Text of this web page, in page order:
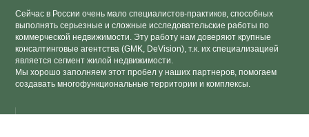
Сейчас в России очень мало специалистов-практиков, способных
выполнять серьезные и сложные исследовательские работы по
коммерческой недвижимости. Эту работу нам доверяют крупные
консалтинговые агентства (GMK, DeVision), т.к. их специализацией
является сегмент жилой недвижимости.
Мы хорошо заполняем этот пробел у наших партнеров, помогаем
создавать многофункциональные территории и комплексы.